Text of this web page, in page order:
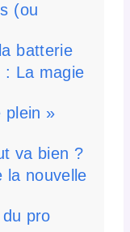
(ou
batterie
: La magie
plein »
va bien ?
la nouvelle
pro